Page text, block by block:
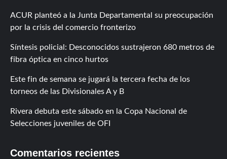
ACUR planteó a la Junta Departamental su preocupación
por la crisis del comercio fronterizo
Síntesis policial: Desconocidos sustrajeron 680 metros de
fibra óptica en cinco hurtos
Este fin de semana se jugará la tercera fecha de los
torneos de las Divisionales A y B
Rivera debuta este sábado en la Copa Nacional de
Selecciones juveniles de OFI
Comentarios recientes